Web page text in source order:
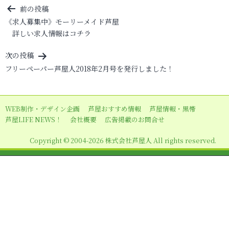
投
稿
ナ
ビ
ゲ
シ
ョ
前の投稿
《求人募集中》モーリーメイド芦屋
詳しい求人情報はコチラ
次の投稿
フリーペーパー芦屋人2018年2月号を発行しました！
WEB制作・デザイン企画 芦屋おすすめ情報
芦屋情報・黒帯
芦屋LIFE NEWS！
会社概要 広告掲載のお問合せ
Copyright © 2004-2026 株式会社芦屋人 All rights reserved.